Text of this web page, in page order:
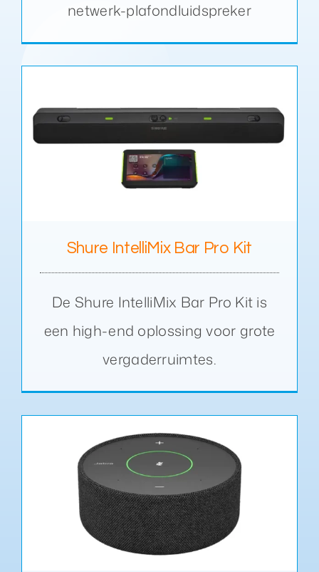
netwerk-plafondluidspreker
Shure IntelliMix Bar Pro Kit
De Shure IntelliMix Bar Pro Kit is
een high-end oplossing voor grote
vergaderruimtes.